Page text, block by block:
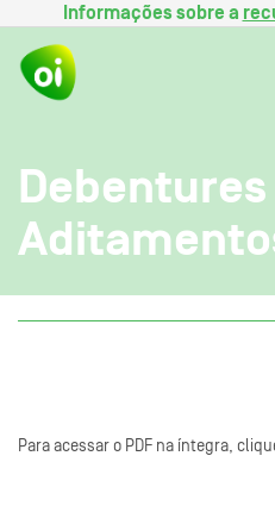
Informações sobre a
Debentures
Para acessar o PDF na íntegra,